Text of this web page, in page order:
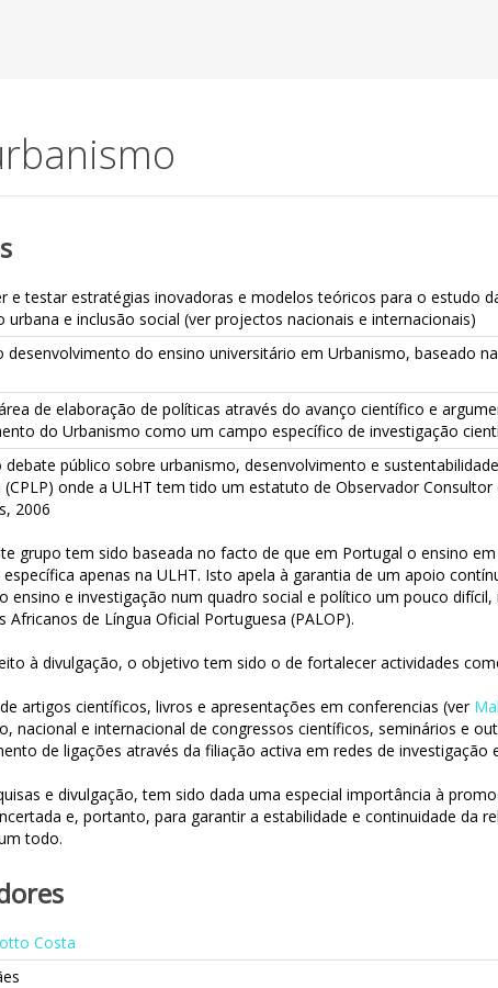
e testar estratégias inovadoras e modelos teóricos para o estudo
urbana e inclusão social (ver projectos nacionais e internacionais)
desenvolvimento do ensino universitário em Urbanismo, baseado
de elaboração de políticas através do avanço científico e
do Urbanismo como um campo específico de investigação
debate público sobre urbanismo, desenvolvimento e
(CPLP) onde a ULHT tem tido um estatuto de Observador Consultor
2006
grupo tem sido baseada no facto de que em Portugal o ensino
apenas na ULHT. Isto apela à garantia de um apoio
ensino e investigação num quadro social e político um pouco
Africanos de Língua Oficial Portuguesa (PALOP).
à divulgação, o objetivo tem sido o de fortalecer actividades
artigos científicos, livros e apresentações em conferencias (ver
nacional e internacional de congressos científicos, seminários e
de ligações através da filiação activa em redes de investigação
e divulgação, tem sido dada uma especial importância à
e, portanto, para garantir a estabilidade e continuidade da
todo.
Costa